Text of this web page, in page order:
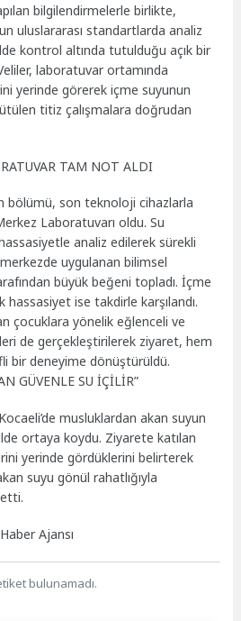
bilgilendirmelerle birlikte,
uluslararası standartlarda analiz
kontrol altında tutulduğu açık bir
laboratuvar ortamında
yerinde görerek içme suyunun
titiz çalışmalara doğrudan
TAM NOT ALDI
bölümü, son teknoloji cihazlarla
Laboratuvarı oldu. Su
analiz edilerek sürekli
uygulanan bilimsel
büyük beğeni topladı. İçme
ise takdirle karşılandı.
çocuklara yönelik eğlenceli ve
de gerçekleştirilerek ziyaret, hem
bir deneyime dönüştürüldü.
GÜVENLE SU İÇİLİR”
musluklardan akan suyun
ortaya koydu. Ziyarete katılan
yerinde gördüklerini belirterek
suyu gönül rahatlığıyla
Ajansı
bulunamadı.